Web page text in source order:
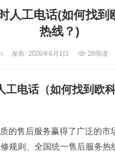
人工电话(如何找
热线？)
发布: 2026年6月1日 28阅读
工电话（如何找到欧
的售后服务赢得了广泛的
规则、全国统一售后服务热